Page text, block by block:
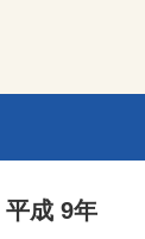
平成 9年